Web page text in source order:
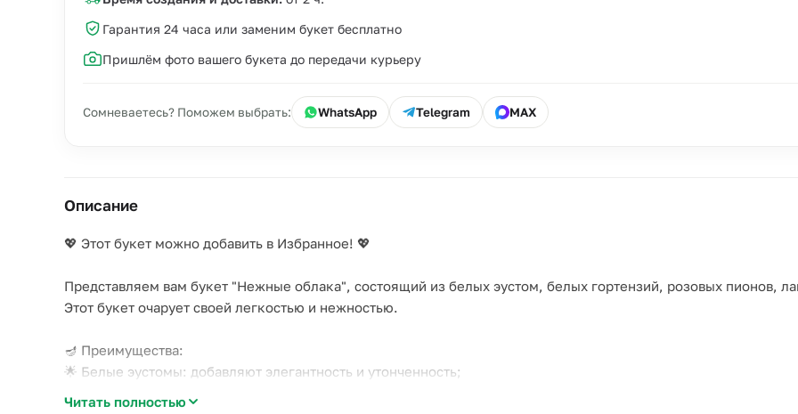
Гарантия 24 часа или заменим букет бесплатно
Пришлём фото вашего букета до передачи курьеру
Сомневаетесь? Поможем выбрать: WhatsApp Telegram MAX
Описание
💖 Этот букет можно добавить в Избранное! 💖
Представляем вам букет "Нежные облака", состоящий из белых эустом, белых гортензий, розовых пионов,
Этот букет очарует своей легкостью и нежностью.
🪔 Преимущества:
🌟 Белые эустомы: добавляют элегантность и утонченность;
Читать полностью